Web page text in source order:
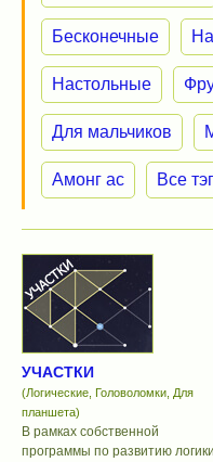
Бесконечные
Настольные
Для мальчиков
Амонг ас Все
УЧАСТКИ
(Логические, Головоломки, Для
планшета)
В рамках собственной
программы по развитию